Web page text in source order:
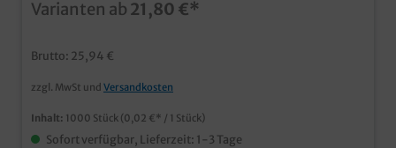
auf weißem Kraftpapier unverzichtbares Produkt in
können bereits ab einer Auflage von 30.000 Stück je
oder einer Werbebotschaft bedruckt werden, gern
Varianten ab 21,80 €*
Brutto: 25,94 €
zzgl. MwSt und Versandkosten
Inhalt: 1000 Stück (0,02 €* / 1 Stück)
Sofort verfügbar, Lieferzeit: 1-3 Tage